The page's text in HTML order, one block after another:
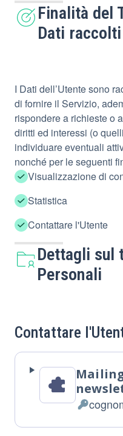
Finalità del
Dati raccolti
I Dati dell’Utente sono
di fornire il Servizio,
rispondere a richieste o
diritti ed interessi (o
individuare eventuali
nonché per le seguenti
Visualizzazione di
Statistica
Contattare l'Utente
Dettagli sul
Personali
Contattare
Dati
Personali